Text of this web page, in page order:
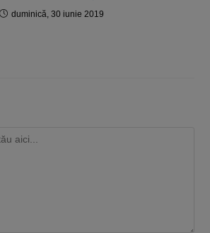
duminică, 30 iunie 2019